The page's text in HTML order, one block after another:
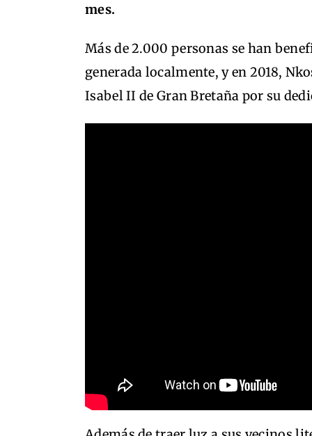
mes.
Más de 2.000 personas se han
generada localmente, y en 2018,
Isabel II de Gran Bretaña por su